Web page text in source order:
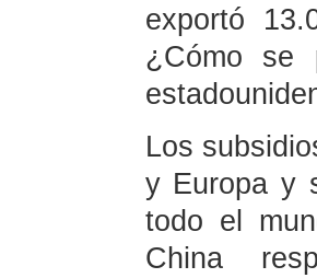
exportó
¿Cómo se
Los
y Europa y
todo el
China